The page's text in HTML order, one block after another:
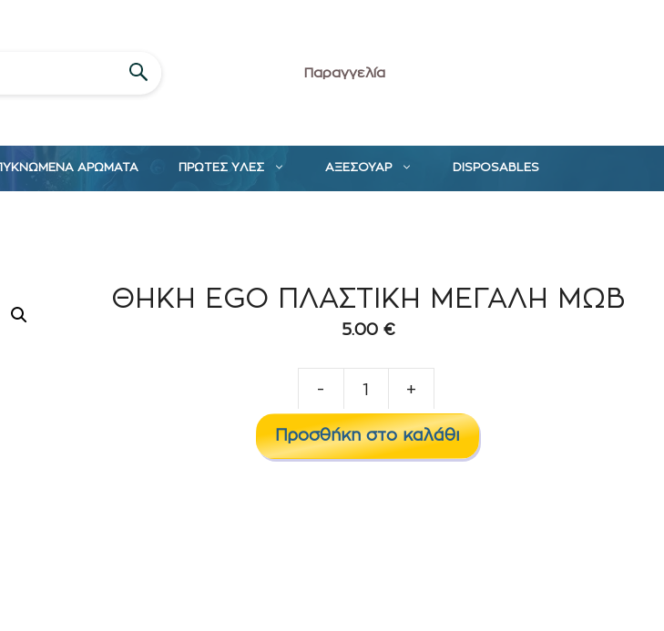
Παραγγελία
ΑΡΩΜΑΤΑ ΠΡΩΤΕΣ ΥΛΕΣ ΑΞΕΣΟΥΑΡ DISPOSABLES
ΘΗΚΗ EGO ΠΛΑΣΤΙΚΗ ΜΕΓΑΛΗ ΜΩΒ
5.00 €
-
EGO
ΠΛΑΣΤΙΚΗ
+
Προσθήκη στο καλάθι